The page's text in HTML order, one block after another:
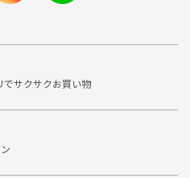
でサクサクお買い物